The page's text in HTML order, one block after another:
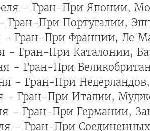
- Гран-При Японии,
Гран-При Португалии,
- Гран-При Франции, Ле
- Гран-При Каталонии,
- Гран-При
- Гран-При
- Гран-При Италии,
- Гран-При Германии,
- Гран-При